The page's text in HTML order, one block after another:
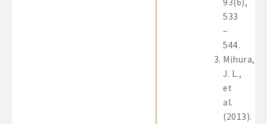
533
–
544.
Mihura,
J. L.,
et
al.
(2013).